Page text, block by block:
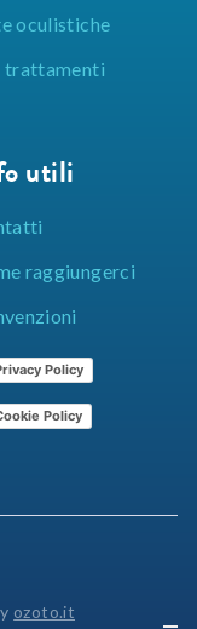
oculistiche
utili
raggiungerci
Policy
Policy
ozoto.it